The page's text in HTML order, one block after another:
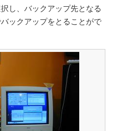
し、バックアップ先となる
ックアップをとることがで